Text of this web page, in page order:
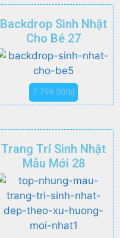
Backdrop Sinh Nhật
Cho Bé 27
7.799.000₫
Trang Trí Sinh Nhật
Mẫu Mới 28